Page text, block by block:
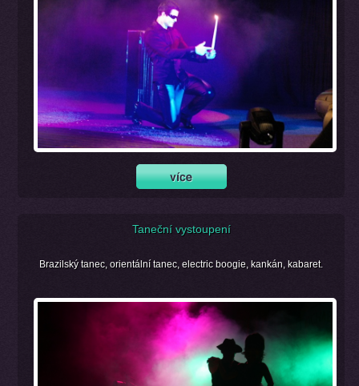
Taneční vystoupení
Brazilský tanec, orientální tanec, electric boogie, kankán, kabaret.